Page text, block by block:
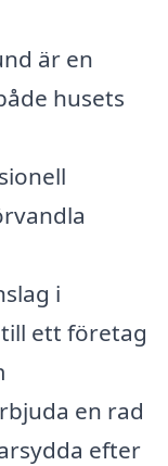
är en
husets
i
ett företag
en rad
efter